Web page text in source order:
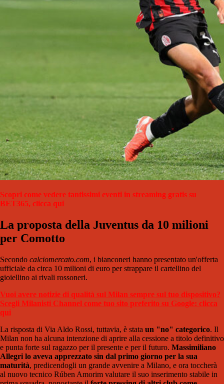
Scopri come vedere tantissimi eventi in streaming gratis su
BET365, clicca qui
La proposta della Juventus da 10 milioni
per Comotto
Secondo calciomercato.com, i bianconeri hanno presentato un'offerta
ufficiale da circa 10 milioni di euro per strappare il cartellino del
gioiellino ai rivali rossoneri.
Vuoi avere notizie di qualità sul Milan sempre sul tuo dispositivo?
Scegli Milanisti Channel come tuo sito preferito su Google: clicca
qui
La risposta di Via Aldo Rossi, tuttavia, è stata un "no" categorico. Il
Milan non ha alcuna intenzione di aprire alla cessione a titolo definitivo
e punta forte sul ragazzo per il presente e per il futuro. Massimiliano
Allegri lo aveva apprezzato sin dal primo giorno per la sua
maturità, predicendogli un grande avvenire a Milano, e ora toccherà
al nuovo tecnico Rúben Amorim valutare il suo inserimento stabile in